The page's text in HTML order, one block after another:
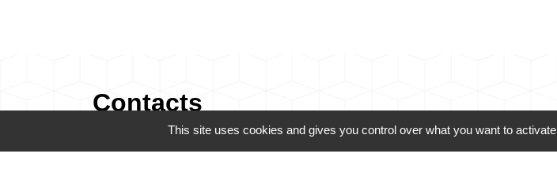
Contacts
This site uses cookies and gives you control over what you want to activate